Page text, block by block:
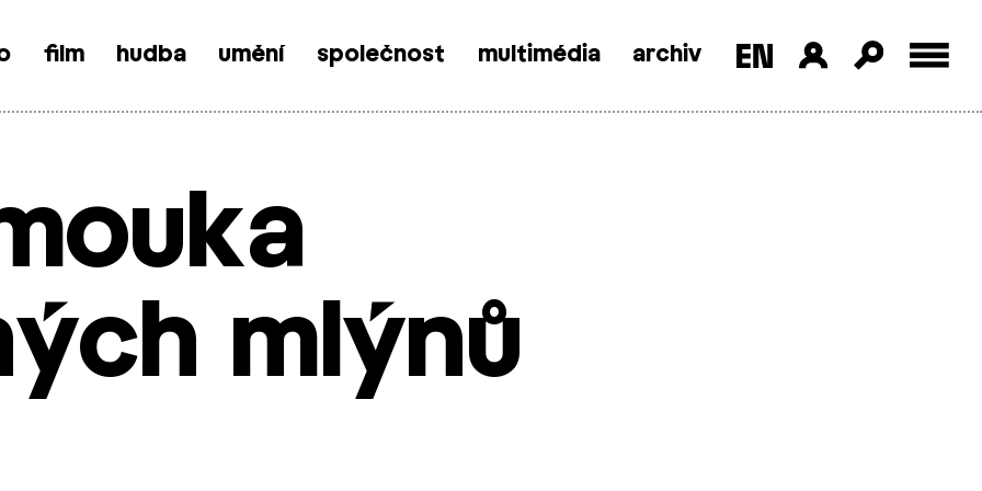
film hudba umění společnost multimédia archiv
mlýnů